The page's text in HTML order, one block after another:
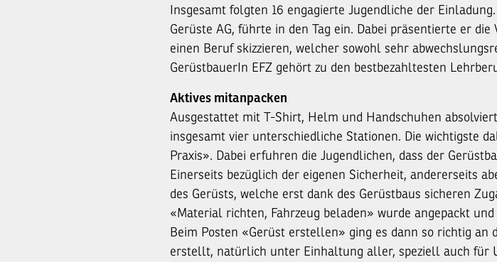
Insgesamt folgten 16 engagierte Jugendliche der
Gerüste AG, führte in den Tag ein. Dabei präsentierte er
einen Beruf skizzieren, welcher sowohl sehr
GerüstbauerIn EFZ gehört zu den bestbezahltesten
Aktives mitanpacken
Ausgestattet mit T-Shirt, Helm und Handschuhen
insgesamt vier unterschiedliche Stationen. Die wichtigste
Praxis». Dabei erfuhren die Jugendlichen, dass der
Einerseits bezüglich der eigenen Sicherheit, andererseits
des Gerüsts, welche erst dank des Gerüstbaus sicheren
«Material richten, Fahrzeug beladen» wurde angepackt
Beim Posten «Gerüst erstellen» ging es dann so richtig
erstellt, natürlich unter Einhaltung aller, speziell auch für